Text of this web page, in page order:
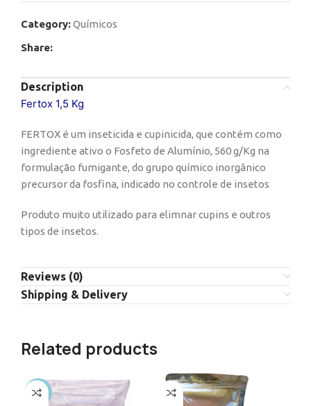
Category:Químicos
Share:
Description
Fertox 1,5 Kg
FERTOX é um inseticida e cupinicida, que contém como
ingrediente ativo o Fosfeto de Alumínio, 560 g/Kg na
formulação fumigante, do grupo químico inorgânico
precursor da fosfina, indicado no controle de insetos
Produto muito utilizado para elimnar cupins e outros
tipos de insetos.
Reviews (0)
Shipping & Delivery
Related products
-50%